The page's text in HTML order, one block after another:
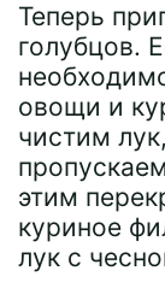
Теперь
голубцов.
овощи и
чистим
этим
куриное
лук с